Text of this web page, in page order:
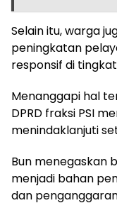
Selain itu, warga
peningkatan
responsif di
Menanggapi hal
DPRD fraksi PSI
menindaklanjuti
Bun menegaskan
menjadi bahan
dan